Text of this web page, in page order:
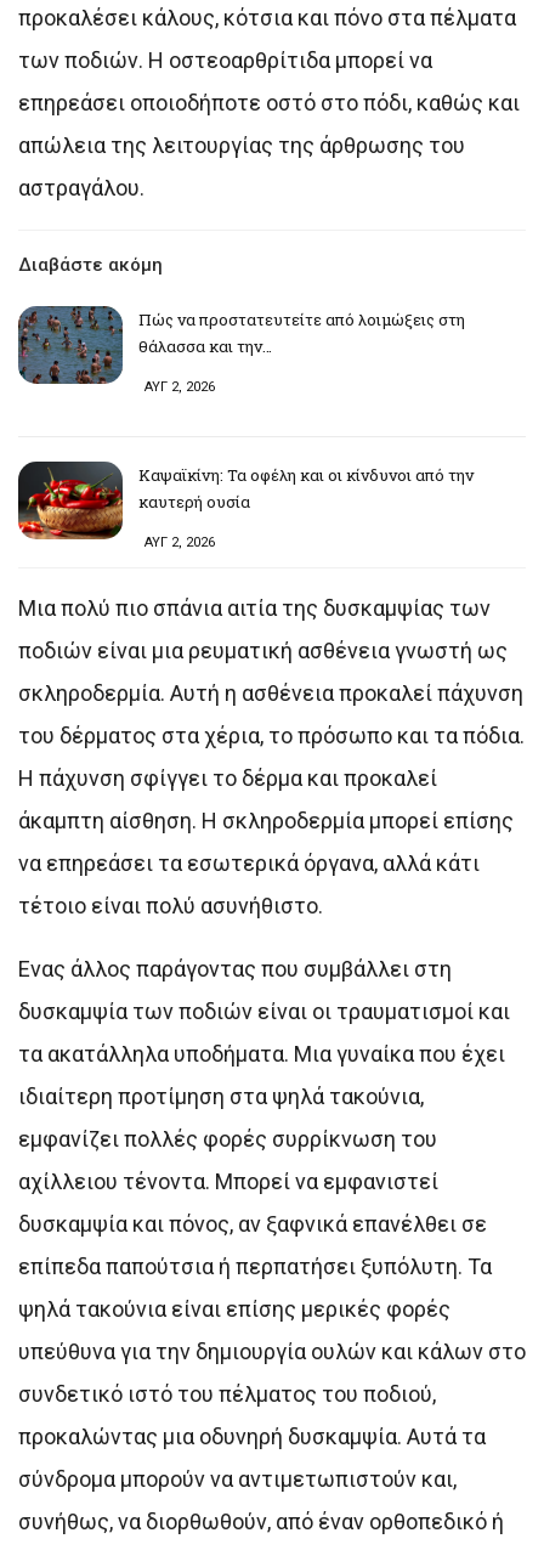
προκαλέσει κάλους, κότσια και πόνο στα πέλματα
των ποδιών. Η οστεοαρθρίτιδα μπορεί να
επηρεάσει οποιοδήποτε οστό στο πόδι, καθώς και
απώλεια της λειτουργίας της άρθρωσης του
αστραγάλου.
Διαβάστε ακόμη
Πώς να προστατευτείτε από λοιμώξεις στη
θάλασσα και την…
ΑΥΓ 2, 2026
Καψαϊκίνη: Τα οφέλη και οι κίνδυνοι από την
καυτερή ουσία
ΑΥΓ 2, 2026
Μια πολύ πιο σπάνια αιτία της δυσκαμψίας των
ποδιών είναι μια ρευματική ασθένεια γνωστή ως
σκληροδερμία. Αυτή η ασθένεια προκαλεί πάχυνση
του δέρματος στα χέρια, το πρόσωπο και τα πόδια.
Η πάχυνση σφίγγει το δέρμα και προκαλεί
άκαμπτη αίσθηση. Η σκληροδερμία μπορεί επίσης
να επηρεάσει τα εσωτερικά όργανα, αλλά κάτι
τέτοιο είναι πολύ ασυνήθιστο.
Ενας άλλος παράγοντας που συμβάλλει στη
δυσκαμψία των ποδιών είναι οι τραυματισμοί και
τα ακατάλληλα υποδήματα. Μια γυναίκα που έχει
ιδιαίτερη προτίμηση στα ψηλά τακούνια,
εμφανίζει πολλές φορές συρρίκνωση του
αχίλλειου τένοντα. Μπορεί να εμφανιστεί
δυσκαμψία και πόνος, αν ξαφνικά επανέλθει σε
επίπεδα παπούτσια ή περπατήσει ξυπόλυτη. Τα
ψηλά τακούνια είναι επίσης μερικές φορές
υπεύθυνα για την δημιουργία ουλών και κάλων στο
συνδετικό ιστό του πέλματος του ποδιού,
προκαλώντας μια οδυνηρή δυσκαμψία. Αυτά τα
σύνδρομα μπορούν να αντιμετωπιστούν και,
συνήθως, να διορθωθούν, από έναν ορθοπεδικό ή